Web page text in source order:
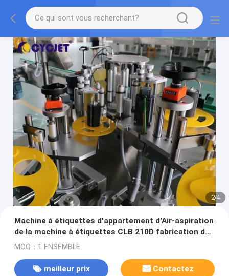
2/4
Machine à étiquettes d'appartement d'Air-aspiration
de la machine à étiquettes CLB 210D fabrication de
étiquetage d'autocollant auto-adhésif de machine à
MOQ：1 ENSEMBLE
meilleur prix Contactez